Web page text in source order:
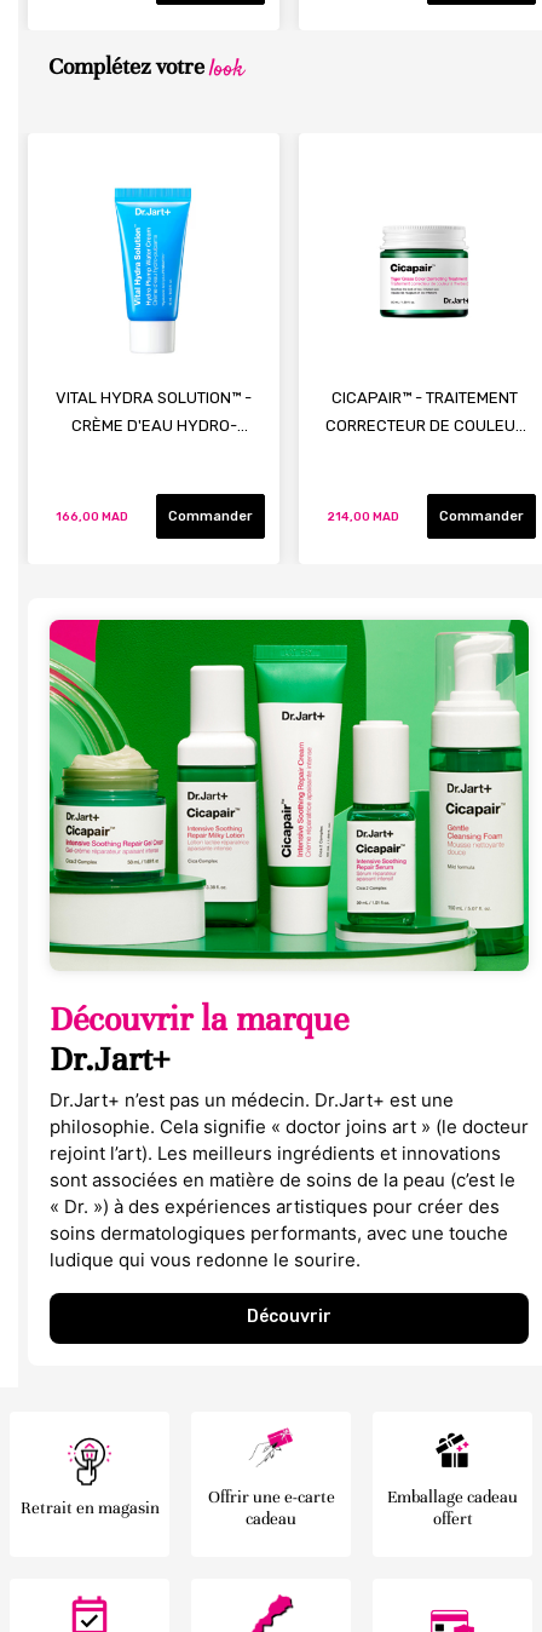
Complétez votrelook
VITAL HYDRA SOLUTION™ -
CRÈME D'EAU HYDRO-
166,00 MAD Commander
CICAPAIR™ - TRAITEMENT
CORRECTEUR DE COULEUR
214,00 MAD Commander
Découvrir la marque
Dr.Jart+
Dr.Jart+ n’est pas un médecin. Dr.Jart+ est une
philosophie. Cela signifie « doctor joins art » (le docteur
rejoint l’art). Les meilleurs ingrédients et innovations
sont associées en matière de soins de la peau (c’est le
« Dr. ») à des expériences artistiques pour créer des
soins dermatologiques performants, avec une touche
ludique qui vous redonne le sourire.
Découvrir
Retrait en magasin
Offrir une e-carte
cadeau
Emballage cadeau
offert